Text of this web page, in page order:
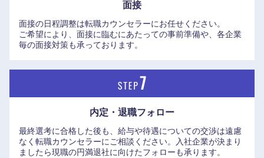
面接
面接の日程調整は転職カウンセラーにお任せください。
ご希望により、面接に臨むにあたっての事前準備や、各企業
毎の面接対策も承っております。
内定・退職フォロー
最終選考に合格した後も、給与や待遇についての交渉は遠慮
なく転職カウンセラーにご相談ください。入社企業が決まり
ましたら現職の円満退社に向けたフォローも承ります。
大阪府 兵庫県